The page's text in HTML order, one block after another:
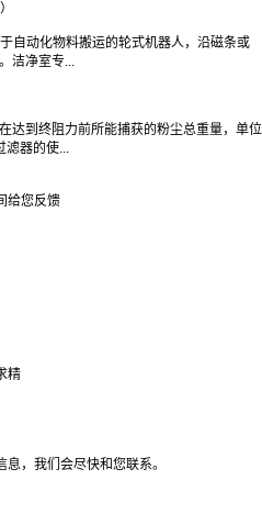
自动化物料搬运的轮式机器人，沿磁条或
洁净室专...
达到终阻力前所能捕获的粉尘总重量，单位
滤器的使...
给您反馈
精
，我们会尽快和您联系。